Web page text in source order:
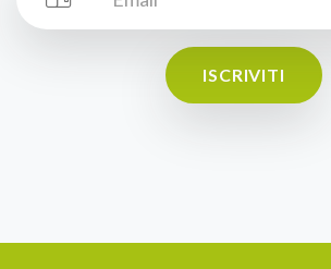
ISCRIVITI